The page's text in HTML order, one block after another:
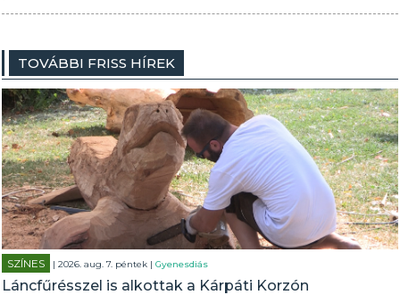
TOVÁBBI FRISS HÍREK
SZÍNES | 2026. aug. 7. péntek |Gyenesdiás
Láncfűrésszel is alkottak a Kárpáti Korzón